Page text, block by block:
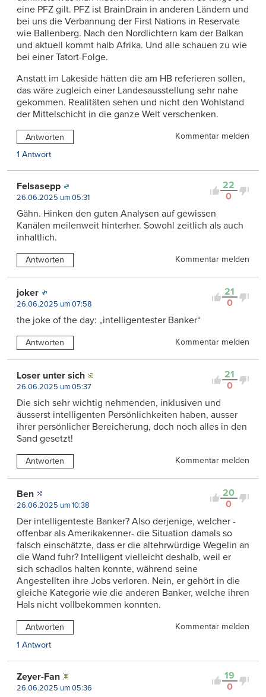
eine PFZ gilt. PFZ ist BrainDrain in anderen Ländern und
bei uns die Verbannung der First Nations in Reservate
wie Ballenberg. Nach den Nordlichtern kam der Balkan
und aktuell kommt halb Afrika. Und alle schauen zu wie
bei einer Tatort-Folge.
Anstatt im Lakeside hätten die am HB referieren sollen,
das wäre zugleich einer Landesausstellung sehr nahe
gekommen. Realitäten sehen und nicht den Wohlstand
der Mittelschicht in die ganze Welt verschenken.
Antworten
Kommentar melden
1 Antwort
22
0
Felsasepp
26.06.2025 um 05:31
Gähn. Hinken den guten Analysen auf gewissen
Kanälen meilenweit hinterher. Sowohl zeitlich als auch
inhaltlich.
Antworten Kommentar melden
21
0
joker
26.06.2025 um 07:58
the joke of the day: „intelligentester Banker“
Antworten Kommentar melden
21
0
Loser unter sich
26.06.2025 um 05:37
Die sich sehr wichtig nehmenden, inklusiven und
äusserst intelligenten Persönlichkeiten haben, ausser
ihrer persönlicher Bereicherung, doch noch alles in den
Sand gesetzt!
Antworten Kommentar melden
20
0
Ben
26.06.2025 um 10:38
Der intelligenteste Banker? Also derjenige, welcher -
offenbar als Amerikakenner- die Situation damals so
falsch einschätzte, dass er die altehrwürdige Wegelin an
die Wand fuhr? Intelligent vielleicht deshalb, weil er
sich schadlos halten konnte, während seine
Angestellten ihre Jobs verloren. Nein, er gehört in die
gleiche Kategorie wie die anderen Banker, welche ihren
Hals nicht vollbekommen konnten.
Antworten
Kommentar melden
1 Antwort
19
0
Zeyer-Fan
26.06.2025 um 05:36